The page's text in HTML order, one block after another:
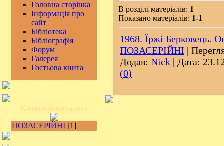
Головна сторінка
Інформація про
сайт
Бібліотека
Бібліографія
Форум
Галерея
Гостьова книга
ПОЗАСЕРІЙНІ [1]
В розділі матеріалів: 1
Показано матеріалів: 1-1
1968. Їржі Берковець.
ПОЗАСЕРІЙНІ |
Додав: Nick | Дата:
(0)